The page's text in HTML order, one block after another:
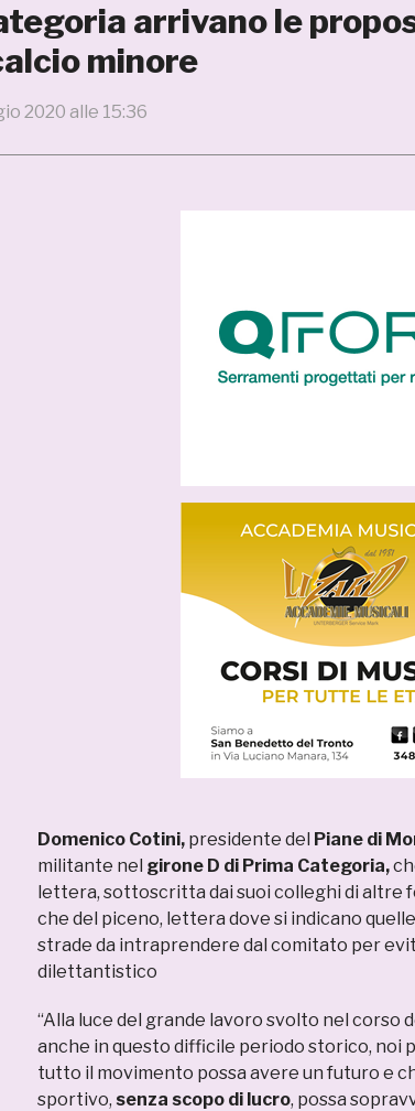
arrivano le
minore
2020 alle 15:36
Domenico Cotini, presidente del Piane di
militante nel girone D di Prima Categoria,
lettera, sottoscritta dai suoi colleghi di altre
che del piceno, lettera dove si indicano
strade da intraprendere dal comitato per
dilettantistico
“Alla luce del grande lavoro svolto nel corso
anche in questo difficile periodo storico, noi
tutto il movimento possa avere un futuro e
sportivo, senza scopo di lucro, possa